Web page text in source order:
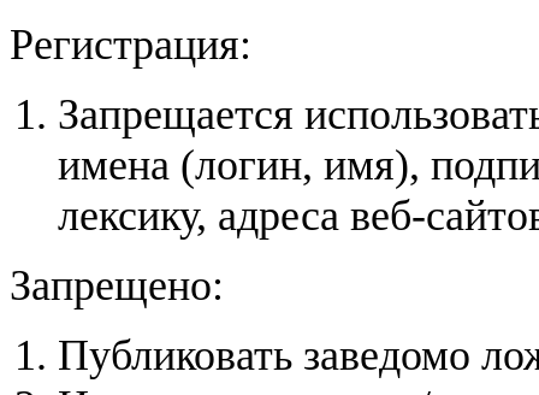
Регистрация:
Запрещается
имена (логин, имя),
лексику, адреса веб-
Запрещено:
Публиковать заведомо